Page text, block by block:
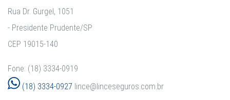
Rua Dr. Gurgel, 1051
- Presidente Prudente/SP
CEP 19015-140
Fone: (18) 3334-0919
(18) 3334-0927 lince@linceseguros.com.br